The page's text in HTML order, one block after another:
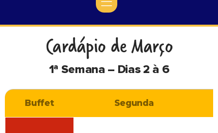
Cardápio de Março
1ª Semana – Dias 2 à 6
Buffet Segunda